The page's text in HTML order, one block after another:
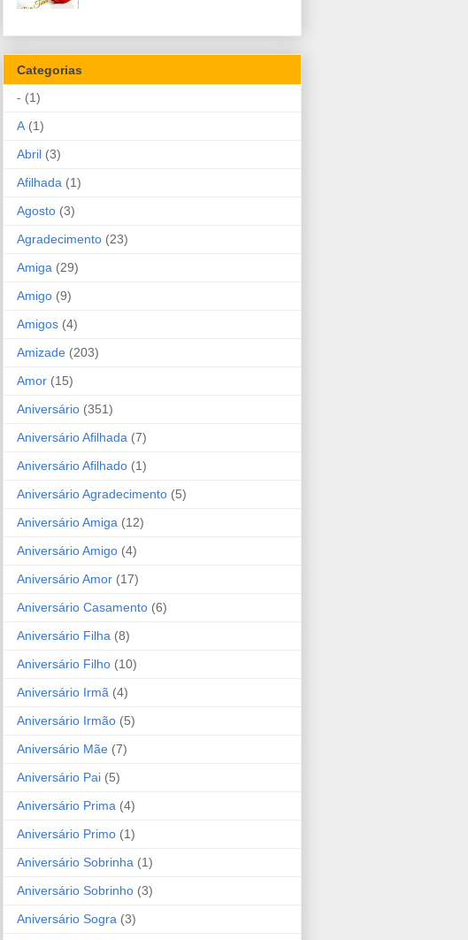
Categorias
- (1)
A (1)
Abril (3)
Afilhada (1)
Agosto (3)
Agradecimento (23)
Amiga (29)
Amigo (9)
Amigos (4)
Amizade (203)
Amor (15)
Aniversário (351)
Aniversário Afilhada (7)
Aniversário Afilhado (1)
Aniversário Agradecimento (5)
Aniversário Amiga (12)
Aniversário Amigo (4)
Aniversário Amor (17)
Aniversário Casamento (6)
Aniversário Filha (8)
Aniversário Filho (10)
Aniversário Irmã (4)
Aniversário Irmão (5)
Aniversário Mãe (7)
Aniversário Pai (5)
Aniversário Prima (4)
Aniversário Primo (1)
Aniversário Sobrinha (1)
Aniversário Sobrinho (3)
Aniversário Sogra (3)